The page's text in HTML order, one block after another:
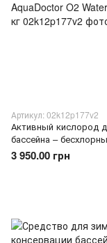
Артикул: 02k12p177v2
Активный кислород
бассейна –
дезинфектант в
AquaDoctor O2
3 950.00 грн